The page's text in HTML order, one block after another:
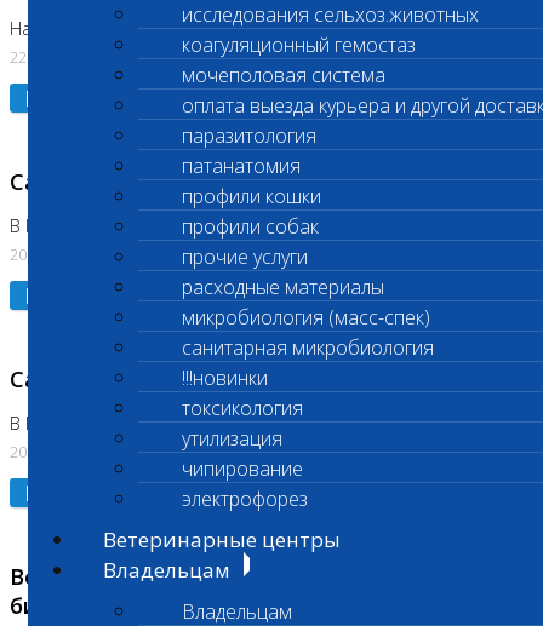
исследования сельхоз.животных
коагуляционный гемостаз
мочеполовая система
оплата выезда курьера и другой
паразитология
патанатомия
профили кошки
профили собак
прочие услуги
расходные материалы
микробиология (масс-спек)
санитарная микробиология
!!!новинки
токсикология
утилизация
чипирование
электрофорез
Ветеринарные центры
Владельцам
Владельцам
На Нагорной. Код ( 123,310,309)
22.07.2026
Подробнее
Санитарные дни
В Коломне 24.07.2026 и 28.07.2026
20.07.2026
Подробнее
Санитарный день
В Бутово 21.07.2026
20.07.2026
Подробнее
Возобновлено выполнение срочных
биохимических исследований